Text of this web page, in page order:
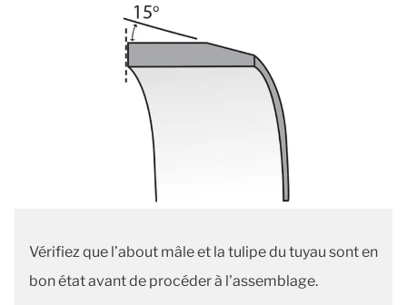
Vérifiez que l’about mâle et la tulipe du tuyau sont en
bon état avant de procéder à l'assemblage.